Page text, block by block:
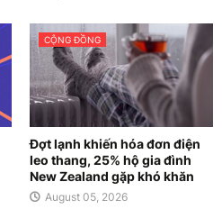
CỘNG ĐỒNG
Đợt lạnh khiến hóa đơn điện
leo thang, 25% hộ gia đình
New Zealand gặp khó khăn
August 05, 2026